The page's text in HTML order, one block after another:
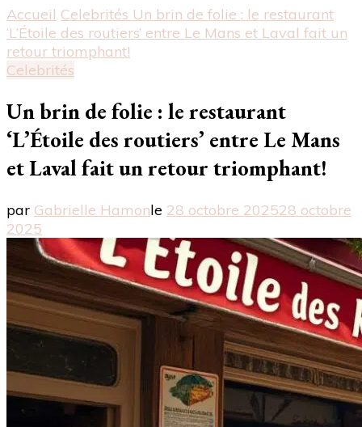
Accueil Celebrités Un brin de folie : le restaurant
‘L’Étoile des routiers’ entre Le Mans et Laval fait un
retour triomphant!
Celebrités
Un brin de folie : le restaurant
‘L’Étoile des routiers’ entre Le Mans
et Laval fait un retour triomphant!
par Gabrielle Hamonle 28 octobre 202528 octobre
2025